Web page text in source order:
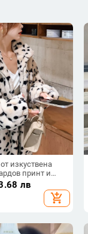
изкуствена
принт и
дължина,
лв
add_shopping_cart